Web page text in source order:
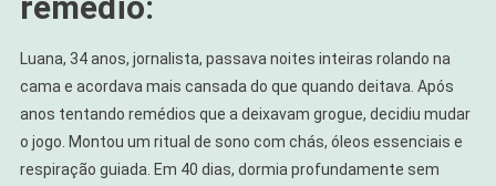
Luana, 34 anos, jornalista, passava noites inteiras rolando na
cama e acordava mais cansada do que quando deitava. Após
anos tentando remédios que a deixavam grogue, decidiu mudar
o jogo. Montou um ritual de sono com chás, óleos essenciais e
respiração guiada. Em 40 dias, dormia profundamente sem